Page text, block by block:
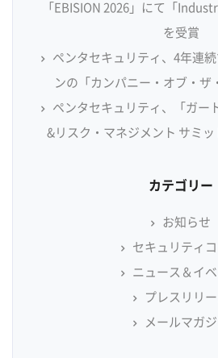
「EBISION 2026」にて「
を受賞
ペンタセキュリティ、4年連
ンの「カンパニー・オブ・ザ
ペンタセキュリティ、「ガー
&リスク・マネジメント サミッ
カテゴリー
お知らせ
セキュリティ
ニュース＆イ
プレスリリー
メールマガ